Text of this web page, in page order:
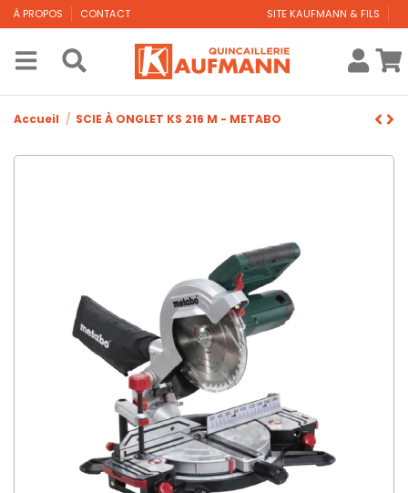
À PROPOS CONTACT SITE KAUFMANN & FILS
Accueil SCIE À ONGLET KS 216 M - METABO